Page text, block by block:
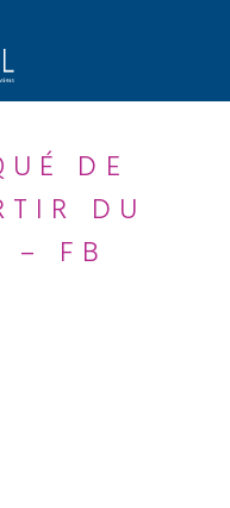
DE
DU
– FB